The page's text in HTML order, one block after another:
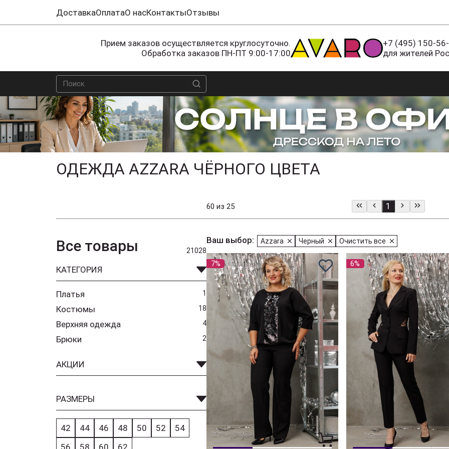
ДоставкаОплатаО насКонтактыОтзывы
Прием заказов осуществляется круглосуточно.
Обработка заказов ПН-ПТ 9:00-17:00
+7 (495) 150-
для жителей
ОДЕЖДА AZZARA ЧЁРНОГО ЦВЕТА
60 из 25 1
Все товары 21028
КАТЕГОРИЯ
Платья 1
Костюмы 18
Верхняя одежда 4
Брюки 2
АКЦИИ
РАЗМЕРЫ
42 44 46 48 50 52
54
56
58 60 62
Ваш выбор: Azzara Черный Очистить все
7% 6%